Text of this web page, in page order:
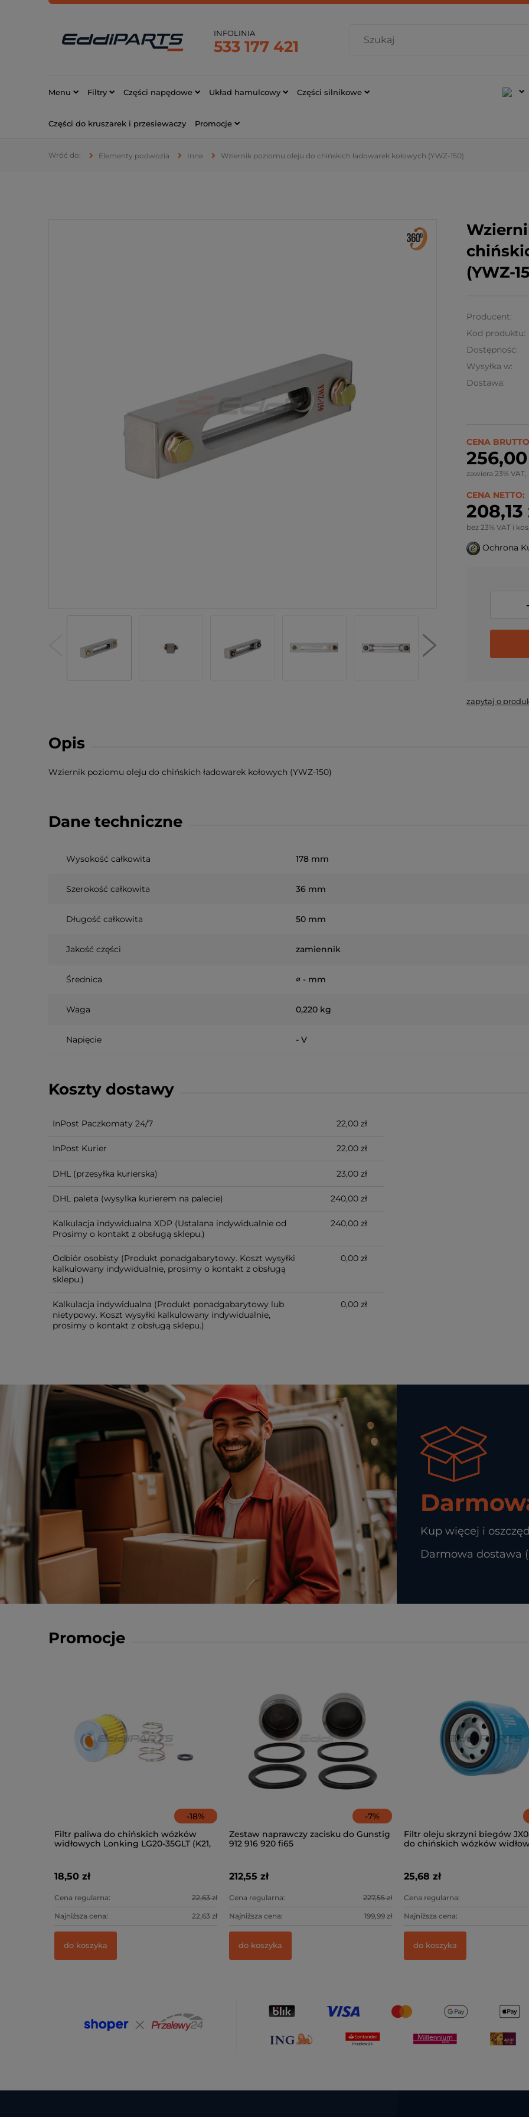
INFOLINIA
533 177 421
Menu Filtry Części napędowe Układ hamulcowy Części silnikowe
Części do kruszarek i przesiewaczy Promocje
Elementy podwozia Inne Wziernik poziomu oleju do chińskich ładowarek kołowych (YWZ-150)
(YWZ-
Producent:
Kod produktu:
Dostępność:
Wysyłka w:
Dostawa:
Możliwy
CENA
256,00
zawiera 23%
CENA NETTO:
208,13
bez 23% VAT i
Ochrona
-
zapytaj o
Opis
Wziernik poziomu oleju do chińskich ładowarek kołowych (YWZ-150)
Dane techniczne
Wysokość całkowita 178 mm
Szerokość całkowita 36 mm
Długość całkowita 50 mm
Jakość części zamiennik
Średnica ∅ - mm
Waga 0,220 kg
Napięcie - V
Koszty dostawy
InPost Paczkomaty 24/7 22,00 zł
InPost Kurier 22,00 zł
DHL (przesyłka kurierska) 23,00 zł
DHL paleta (wysylka kurierem na palecie) 240,00 zł
Kalkulacja indywidualna XDP (Ustalana indywidualnie od
Prosimy o kontakt z obsługą sklepu.)
240,00 zł
Odbiór osobisty (Produkt ponadgabarytowy. Koszt wysyłki
kalkulowany indywidualnie, prosimy o kontakt z obsługą
sklepu.)
0,00 zł
Kalkulacja indywidualna (Produkt ponadgabarytowy lub
nietypowy. Koszt wysyłki kalkulowany indywidualnie,
prosimy o kontakt z obsługą sklepu.)
0,00 zł
Kup więcej i
Darmowa dostawa
Promocje
-18%
Filtr paliwa do chińskich wózków
widłowych Lonking LG20-35GLT (K21,
18,50 zł
Cena regularna: 22,63 zł
Najniższa cena: 22,63 zł
do koszyka
-7%
Zestaw naprawczy zacisku do Gunstig
912 916 920 fi65
212,55 zł
Cena regularna: 227,55 zł
Najniższa cena: 199,99 zł
do koszyka
Filtr oleju skrzyni biegów
do chińskich wózków
25,68 zł
Cena regularna:
Najniższa cena:
do koszyka